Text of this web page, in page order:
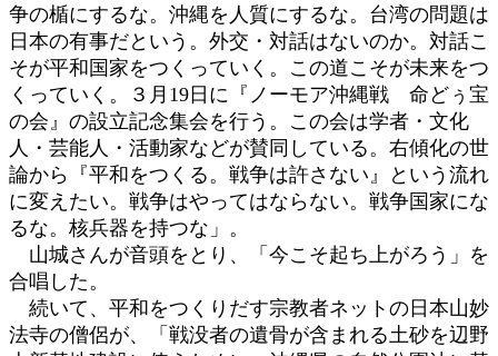
争の楯にするな。沖縄を人質にするな。台湾の問題は
日本の有事だという。外交・対話はないのか。対話こ
そが平和国家をつくっていく。この道こそが未来をつ
くっていく。３月19日に『ノーモア沖縄戦 命どぅ宝
の会』の設立記念集会を行う。この会は学者・文化
人・芸能人・活動家などが賛同している。右傾化の世
論から『平和をつくる。戦争は許さない』という流れ
に変えたい。戦争はやってはならない。戦争国家にな
るな。核兵器を持つな」。
山城さんが音頭をとり、「今こそ起ち上がろう」を
合唱した。
続いて、平和をつくりだす宗教者ネットの日本山妙
法寺の僧侶が、「戦没者の遺骨が含まれる土砂を辺野